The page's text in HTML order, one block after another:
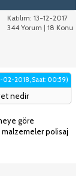
Katılım: 13-12-2017
344 Yorum | 18 Konu
02-2018, Saat: 00:59)
nedir
göre
polisaj